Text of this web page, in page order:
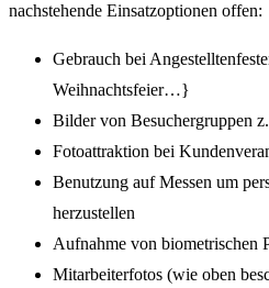
nachstehende Einsatzoptionen offen:
Gebrauch bei
Weihnachtsfeier…}
Bilder von Besuchergruppen
Fotoattraktion bei
Benutzung auf Messen um
herzustellen
Aufnahme von biometrischen
Mitarbeiterfotos (wie oben